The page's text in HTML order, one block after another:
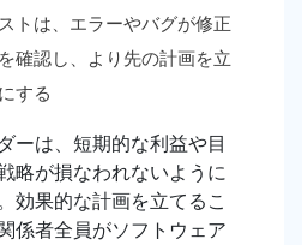
トは、エラーやバグが修正
確認し、より先の計画を立
する
ーは、短期的な利益や目
略が損なわれないように
効果的な計画を立てるこ
係者全員がソフトウェア